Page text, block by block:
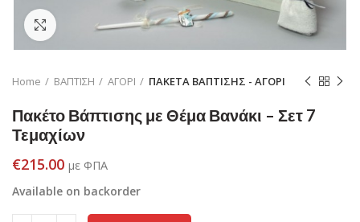
Click to enlarge
Home ΒΑΠΤΙΣΗ ΑΓΟΡΙ ΠΑΚΕΤΑ ΒΑΠΤΙΣΗΣ - ΑΓΟΡΙ
Πακέτο Βάπτισης με Θέμα Βανάκι – Σετ 7
Τεμαχίων
€215.00 με ΦΠΑ
Available on backorder